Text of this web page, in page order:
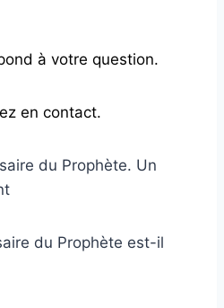
à votre question.
en contact.
du Prophète. Un
du Prophète est-il